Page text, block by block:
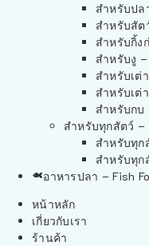
สำหรับปล
สำหรับสัต
สำหรับกิ้ง
สำหรับงู –
สำหรับเต่
สำหรับเต่
สำหรับกบ
สำหรับทุกสัตว์
สำหรับทุ
สำหรับทุ
อาหารปลา – Fish
หน้าหลัก
เกี่ยวกับเรา
ร้านค้า